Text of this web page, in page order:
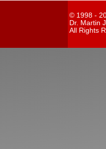
© 1998 -
Dr. Martin
All Rights